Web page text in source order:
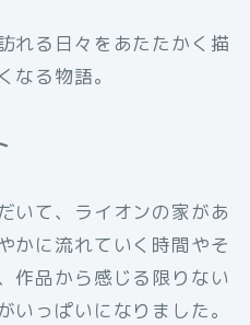
れる日々をあたたかく描
なる物語。
いて、ライオンの家があ
かに流れていく時間やそ
作品から感じる限りない
いっぱいになりました。